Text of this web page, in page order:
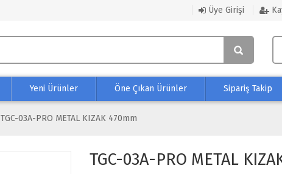
Üye Girişi
Yeni Ürünler Öne Çıkan Ürünler Sipariş Takip
TGC-03A-PRO METAL KIZAK 470mm
TGC-03A-PRO METAL